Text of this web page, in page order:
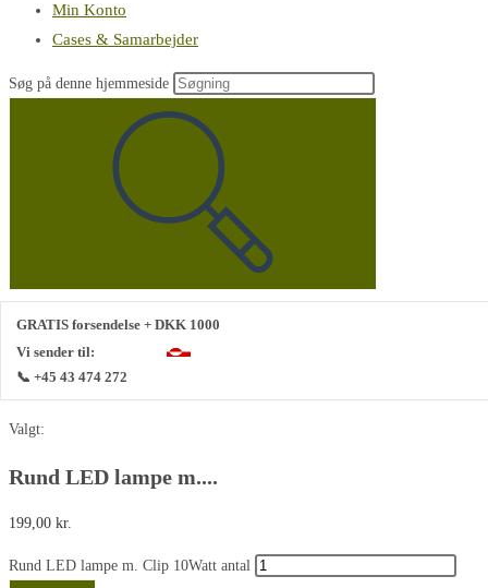
Min Konto
Cases & Samarbejder
Søg på denne hjemmeside
GRATIS forsendelse + DKK 1000
Vi sender til:
📞 +45 43 474 272
Valgt:
Rund LED lampe m....
199,00 kr.
Rund LED lampe m. Clip 10Watt antal